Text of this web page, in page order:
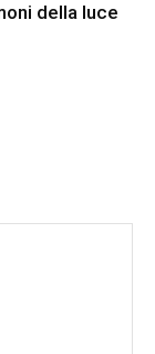
della luce